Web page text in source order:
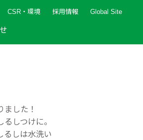
CSR・環境 採用情報 Global Site
ト
した！
しつけに。
るしは水洗い